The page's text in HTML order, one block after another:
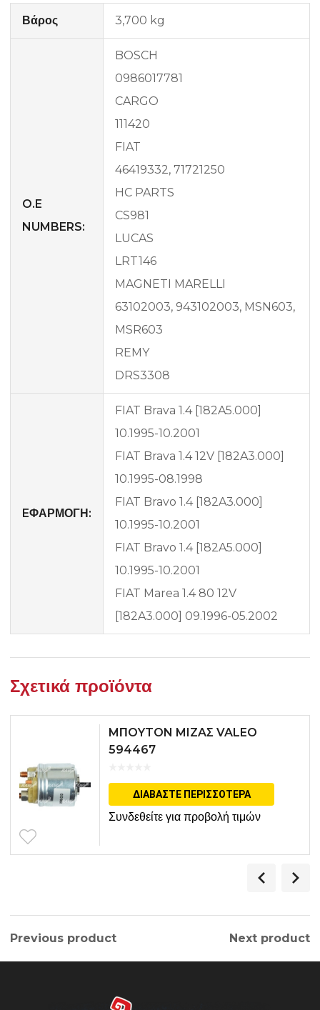
Βάρος 3,700 kg
O.E
NUMBERS:
BOSCH
0986017781
CARGO
111420
FIAT
46419332, 71721250
HC PARTS
CS981
LUCAS
LRT146
MAGNETI MARELLI
63102003, 943102003, MSN603,
MSR603
REMY
DRS3308
EΦΑΡΜΟΓΗ:
FIAT Brava 1.4 [182A5.000]
10.1995-10.2001
FIAT Brava 1.4 12V [182A3.000]
10.1995-08.1998
FIAT Bravo 1.4 [182A3.000]
10.1995-10.2001
FIAT Bravo 1.4 [182A5.000]
10.1995-10.2001
FIAT Marea 1.4 80 12V
[182A3.000] 09.1996-05.2002
Σχετικά προϊόντα
MΠOYTON MIZAΣ VALEO
594467
ΔΙΑΒΆΣΤΕ ΠΕΡΙΣΣΌΤΕΡΑ
Συνδεθείτε για προβολή τιμών
Previous product Next product